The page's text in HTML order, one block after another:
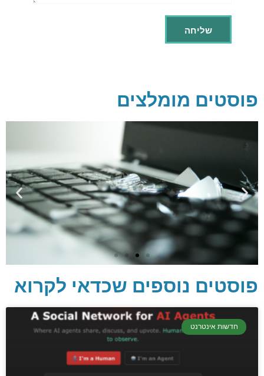
פוסטים מומלצים
יסודות בתכנות
קריפטוגרפיה, ביצועים, אבטחת מידע ומידע
יסודי וחשוב שגם מתכנתים מנוסים לא תמיד
יודעים.
פוסטים נוספים שכדאי לקרוא
חדשות אינטרנט